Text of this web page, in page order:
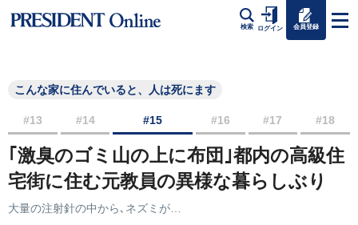
検索 ログイン 会員登録
こんな家に住んでいると、人は死にます
#13 #14 #15 #16 #17 #18
｢激臭のゴミ山の上に布団｣都内の高級住
宅街に住む元教員の異様な暮らしぶり
大量の注射針の中から､ネズミが…